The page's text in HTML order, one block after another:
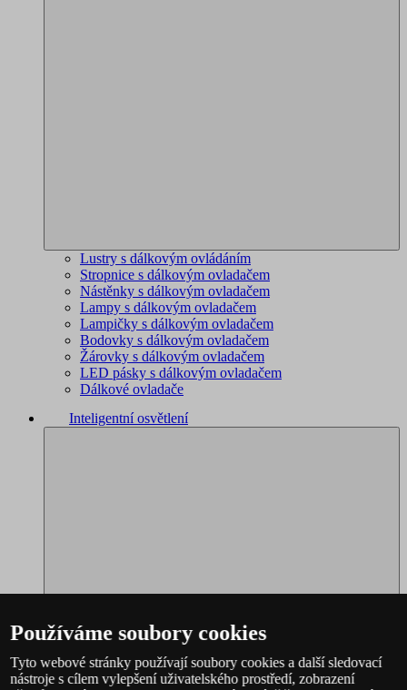
Lustry s dálkovým ovládáním
Stropnice s dálkovým ovladačem
Nástěnky s dálkovým ovladačem
Lampy s dálkovým ovladačem
Lampičky s dálkovým ovladačem
Bodovky s dálkovým ovladačem
Žárovky s dálkovým ovladačem
LED pásky s dálkovým ovladačem
Dálkové ovladače
Inteligentní osvětlení
Používáme soubory cookies
Tyto webové stránky používají soubory cookies a další sledovací
nástroje s cílem vylepšení uživatelského prostředí, zobrazení